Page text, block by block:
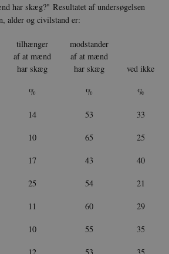
har skæg?" Resultatet af undersøgelsen
alder og civilstand er:
tilhænger
af at mænd
har skæg
modstander
af at mænd
har skæg
ved ikke
% % %
14 53 33
10 65 25
17 43 40
25 54 21
11 60 29
10 55 35